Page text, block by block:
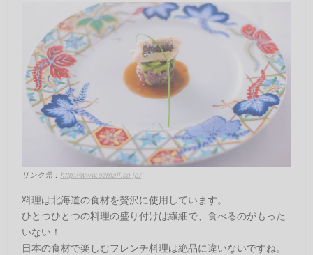
リンク元： http://www.ozmall.co.jp/
料理は北海道の食材を贅沢に使用しています。
ひとつひとつの料理の盛り付けは繊細で、食べるのがもった
いない！
日本の食材で楽しむフレンチ料理は絶品に違いないですね。